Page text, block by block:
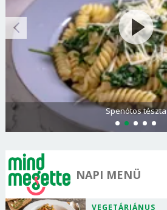
Spenótos tészta
NAPI MENÜ
VEGETÁRIÁNUS